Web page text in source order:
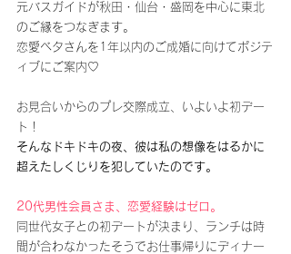
元バスガイドが秋田・仙台・盛岡を中心に東北
のご縁をつなぎます。
恋愛ベタさんを1年以内のご成婚に向けてポジテ
ィブにご案内♡
お見合いからのプレ交際成立、いよいよ初デー
ト！
そんなドキドキの夜、彼は私の想像をはるかに
超えたしくじりを犯していたのです。
20代男性会員さま、恋愛経験はゼロ。
同世代女子との初デートが決まり、ランチは時
間が合わなかったそうでお仕事帰りにディナー